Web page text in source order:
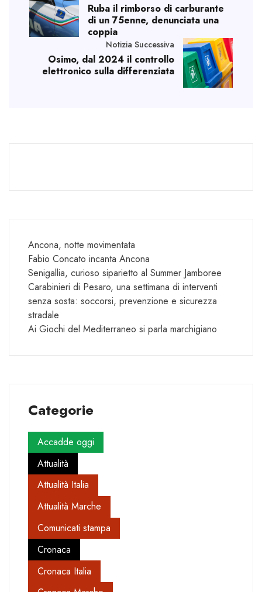
Ruba il rimborso di carburante
di un 75enne, denunciata una
coppia
Notizia Successiva
Osimo, dal 2024 il controllo
elettronico sulla differenziata
Ancona, notte movimentata
Fabio Concato incanta Ancona
Senigallia, curioso siparietto al Summer Jamboree
Carabinieri di Pesaro, una settimana di interventi
senza sosta: soccorsi, prevenzione e sicurezza
stradale
Ai Giochi del Mediterraneo si parla marchigiano
Categorie
Accadde oggi
Attualità
Attualità Italia
Attualità Marche
Comunicati stampa
Cronaca
Cronaca Italia